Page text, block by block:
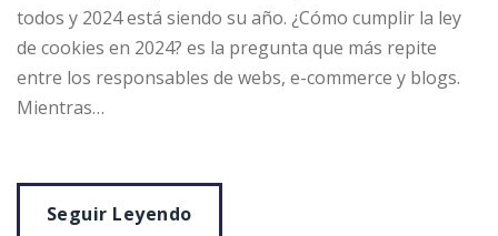
todos y 2024 está siendo su año. ¿Cómo cumplir la ley
de cookies en 2024? es la pregunta que más repite
entre los responsables de webs, e-commerce y blogs.
Mientras…
Seguir Leyendo